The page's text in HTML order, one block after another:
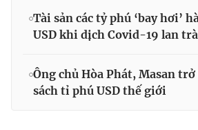
Tài sản các tỷ phú ‘bay hơi’
USD khi dịch Covid-19 lan
Ông chủ Hòa Phát, Masan
sách tỉ phú USD thế giới